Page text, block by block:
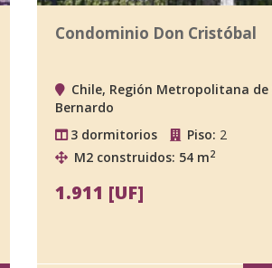
Condominio Don Cristóbal
Chile, Región Metropolitana de
Bernardo
3 dormitorios
Piso: 2
M2 construidos: 54 m2
1.911 [UF]